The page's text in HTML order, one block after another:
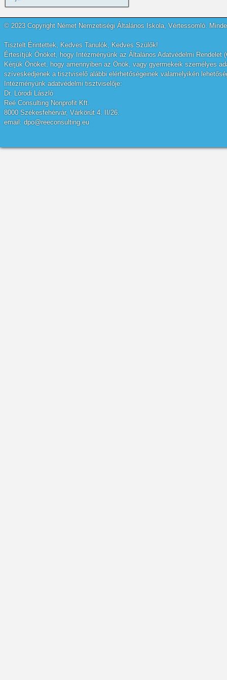
© 2023 Copyright Német Nemzetiségi Általános Iskola, Vértessomló.
Tisztelt Érintettek, Kedves Tanulók, Kedves Szülők!
Értesítjük Önöket, hogy Intézményünk az Általános Adatvédelmi
Kérjük Önöket, hogy amennyiben az Önök, vagy gyermekeik személyes
szíveskedjenek a tisztviselő alábbi elérhetőségeinek valamelyikén
Intézményünk adatvédelmi tisztviselője:
Dr. Lórodi László
Reé Consulting Nonprofit Kft.
8000 Székesfehérvár, Várkörút 4. II/26.
email: dpo@reeconsulting.eu